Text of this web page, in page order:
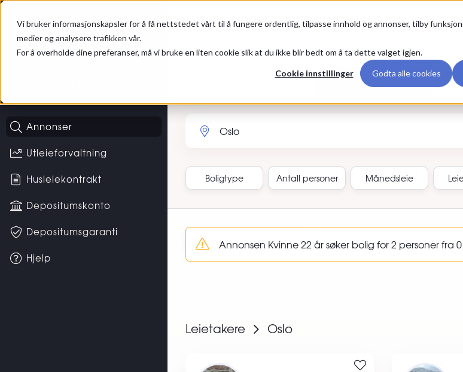
Vi bruker informasjonskapsler for å få nettstedet vårt til å fungere ordentlig, tilpasse innhold og annonser, tilby
medier og analysere trafikken vår.
For å overholde dine preferanser, må vi bruke en liten cookie slik at du ikke blir bedt om å ta dette valget igjen.
Cookie innstillinger Godta alle cookies
Hybel
Annonser
Utleieforvaltning
Husleiekontrakt
Depositumskonto
Depositumsgaranti
Hjelp
Annonser
Leietakere
Søk etter sted eller annonse-ID
Boligtype Antall personer Månedsleie
Sortering
Annonsen Kvinne 22 år søker bolig for 2 personer fra
Leietakere Oslo